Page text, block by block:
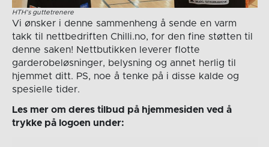
HTH’s guttetrenere
Vi ønsker i denne sammenheng å sende en varm
takk til nettbedriften Chilli.no, for den fine støtten til
denne saken! Nettbutikken leverer flotte
garderobeløsninger, belysning og annet herlig til
hjemmet ditt. PS, noe å tenke på i disse kalde og
spesielle tider.
Les mer om deres tilbud på hjemmesiden ved å
trykke på logoen under: